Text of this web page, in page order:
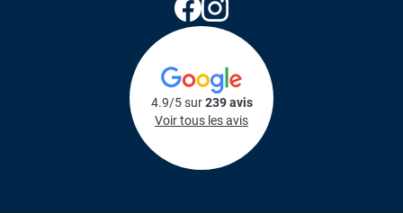
4.9/5 sur239 avis
Voir tous les avis